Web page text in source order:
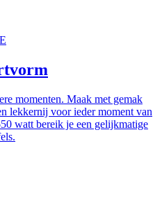
momenten. Maak met gemak
lekkernij voor ieder moment van
watt bereik je een gelijkmatige